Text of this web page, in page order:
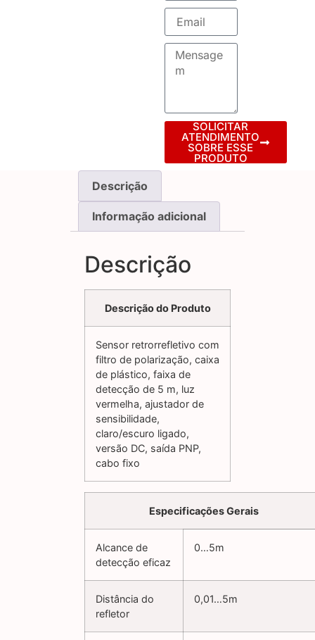
SOLICITAR
ATENDIMENTO
SOBRE ESSE
PRODUTO
Descrição
Informação adicional
Descrição
Descrição do Produto
Sensor retrorrefletivo com
filtro de polarização, caixa
de plástico, faixa de
detecção de 5 m, luz
vermelha, ajustador de
sensibilidade,
claro/escuro ligado,
versão DC, saída PNP,
cabo fixo
Especificações Gerais
Alcance de
detecção eficaz
0…5m
Distância do
refletor
0,01…5m